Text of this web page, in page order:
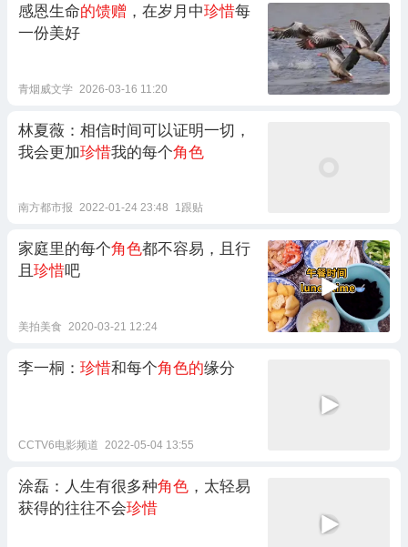
感恩生命的馈赠 ，在岁月中珍惜每
一份美好
青烟威文学 2026-03-16 11:20
林夏薇：相信时间可以证明一切，
我会更加珍惜我的每个角色
南方都市报 2022-01-24 23:48 1跟贴
家庭里的每个角色都不容易，且行
且 珍惜吧
美拍美食 2020-03-21 12:24
李一桐： 珍惜和每个角色的缘分
CCTV6电影频道 2022-05-04 13:55
涂磊：人生有很多种角色 ，太轻易
获得的往往不会珍惜